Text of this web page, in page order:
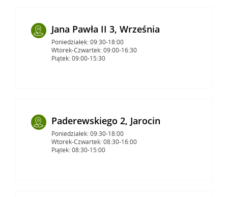
Jana Pawła II 3, Września
Poniedziałek: 09:30-18:00
Wtorek-Czwartek: 09:00-16:30
Piątek: 09:00-15:30
Paderewskiego 2, Jarocin
Poniedziałek: 09:30-18:00
Wtorek-Czwartek: 08:30-16:00
Piątek: 08:30-15:00